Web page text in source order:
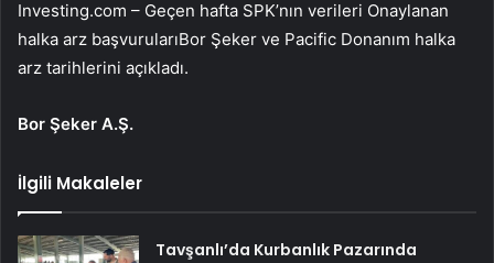
Investing.com – Geçen hafta SPK’nın verileri Onaylanan
halka arz başvurularıBor Şeker ve Pacific Donanım halka
arz tarihlerini açıkladı.
Bor Şeker A.Ş.
İlgili Makaleler
Tavşanlı’da Kurbanlık Pazarında